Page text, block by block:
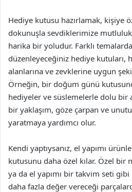
Hediye kutusu hazırlamak, kişiye
dokunuşla sevdiklerimize
harika bir yoludur. Farklı
düzenleyeceğiniz hediye kutuları,
alanlarına ve zevklerine uygun
Örneğin, bir doğum günü
hediyeler ve süslemelerle dolu
bir yaklaşım, göze çarpan ve
yaratmaya yardımcı olur.
Kendi yaptıysanız, el yapımı
kutusunu daha özel kılar. Özel bir
ya da el yapımı bir takvim seti
daha fazla değer vereceği